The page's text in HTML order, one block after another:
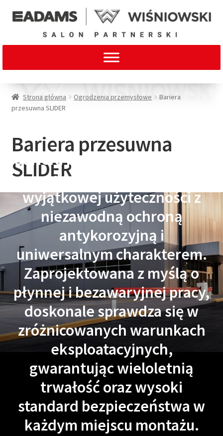
Strona główna Ogrodzenia przemysłowe
Bariera
przesuwna SLIDER
Bariera przesuwna
SLIDER
Bariera przesuwna SLIDER to
idealne połączenie
wyjątkowej użyteczności z
niezawodną ochroną
antykorozyjną i
uniwersalnym charakterem.
Zaprojektowana z myślą o
płynnej i bezawaryjnej pracy,
doskonale sprawdza się w
zróżnicowanych warunkach
eksploatacyjnych,
gwarantując wieloletnią
trwałość oraz wysoki
standard bezpieczeństwa w
każdym miejscu montażu.